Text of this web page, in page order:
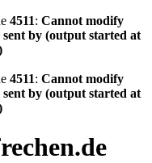
4511: Cannot modify
by (output started at
4511: Cannot modify
by (output started at